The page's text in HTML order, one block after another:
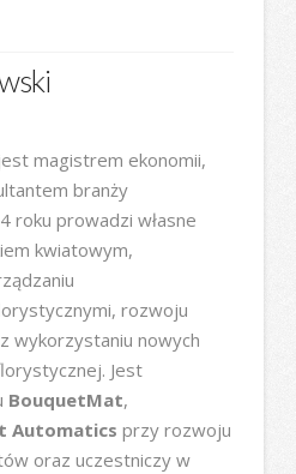
magistrem ekonomii,
branży
roku prowadzi własne
kwiatowym,
rozwoju
wykorzystaniu nowych
Jest
BouquetMat,
Automatics przy rozwoju
oraz uczestniczy w